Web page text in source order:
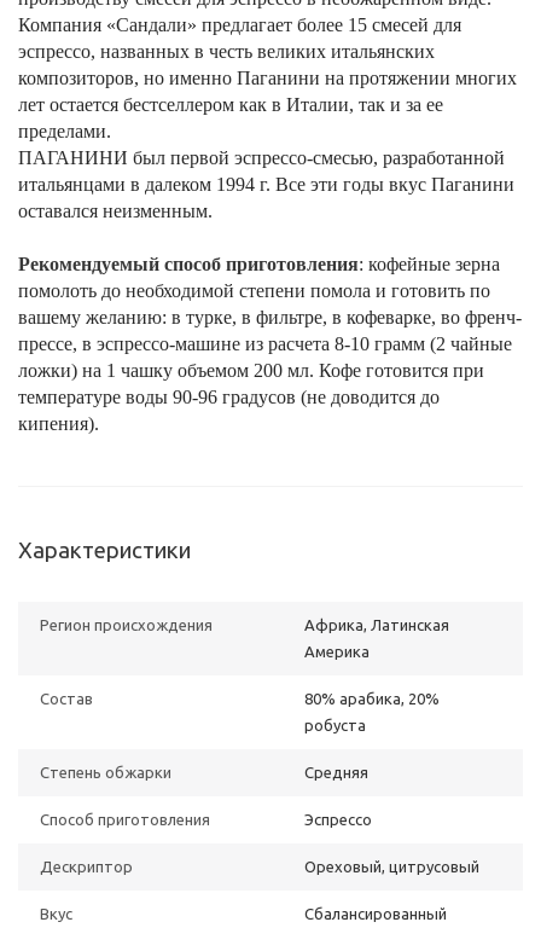
Компания «Сандали» предлагает более 15 смесей для
эспрессо, названных в честь великих итальянских
композиторов, но именно Паганини на протяжении многих
лет остается бестселлером как в Италии, так и за ее
пределами.
ПАГАНИНИ был первой эспрессо-смесью, разработанной
итальянцами в далеком 1994 г. Все эти годы вкус Паганини
оставался неизменным.
Рекомендуемый способ приготовления: кофейные зерна
помолоть до необходимой степени помола и готовить по
вашему желанию: в турке, в фильтре, в кофеварке, во френч-
прессе, в эспрессо-машине из расчета 8-10 грамм (2 чайные
ложки) на 1 чашку объемом 200 мл. Кофе готовится при
температуре воды 90-96 градусов (не доводится до
кипения).
Характеристики
Регион происхождения
Африка, Латинская
Америка
Состав
80% арабика, 20%
робуста
Степень обжарки Средняя
Способ приготовления Эспрессо
Дескриптор Ореховый, цитрусовый
Вкус Сбалансированный